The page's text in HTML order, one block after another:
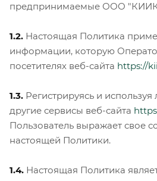
предпринимаемые ООО
1.2. Настоящая Политика
информации, которую
посетителях веб-сайта https://
1.3. Регистрируясь и
другие сервисы веб-сайта
Пользователь выражает свое
настоящей Политики.
1.4. Настоящая Политика